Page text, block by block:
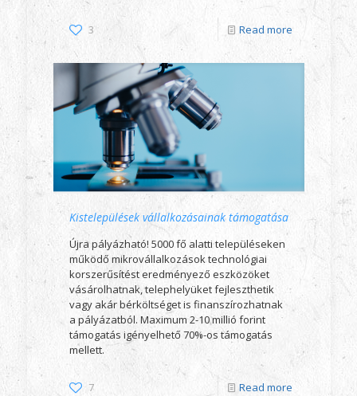
3 Read more
Kistelepülések vállalkozásainak támogatása
Újra pályázható! 5000 fő alatti településeken
működő mikrovállalkozások technológiai
korszerűsítést eredményező eszközöket
vásárolhatnak, telephelyüket fejleszthetik
vagy akár bérköltséget is finanszírozhatnak
a pályázatból. Maximum 2-10 millió forint
támogatás igényelhető 70%-os támogatás
mellett.
7 Read more